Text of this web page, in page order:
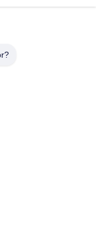
12inch 16inch 2개의